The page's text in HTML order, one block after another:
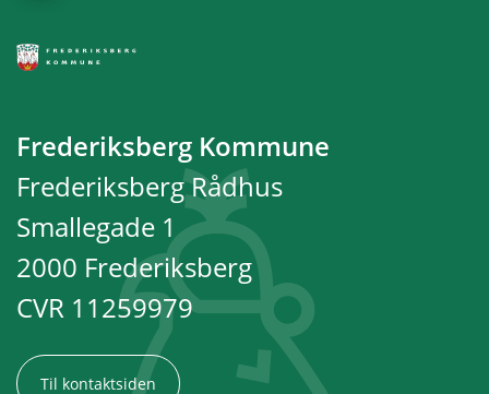
Frederiksberg Kommune
Frederiksberg Rådhus
Smallegade 1
2000 Frederiksberg
CVR 11259979
Til kontaktsiden